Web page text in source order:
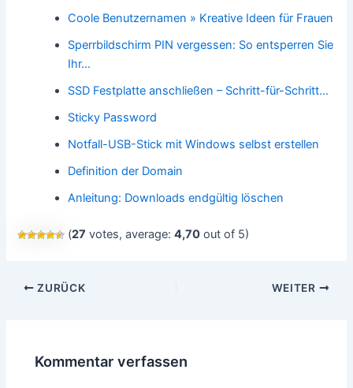
Coole Benutzernamen » Kreative Ideen für Frauen
Sperrbildschirm PIN vergessen: So entsperren Sie
Ihr…
SSD Festplatte anschließen – Schritt-für-Schritt…
Sticky Password
Notfall-USB-Stick mit Windows selbst erstellen
Definition der Domain
Anleitung: Downloads endgültig löschen
(27 votes, average:4,70 out of 5)
Beitragsnavigation
ZURÜCK WEITER
Kommentar verfassen